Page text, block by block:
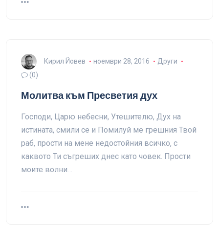
Кирил Йовев ноември 28, 2016
Други
(0)
Молитва към Пресветия дух
Господи, Царю небесни, Утешителю, Дух на
истината, смили се и Помилуй ме грешния Твой
раб, прости на мене недостойния всичко, с
каквото Ти съгреших днес като човек. Прости
моите волни…